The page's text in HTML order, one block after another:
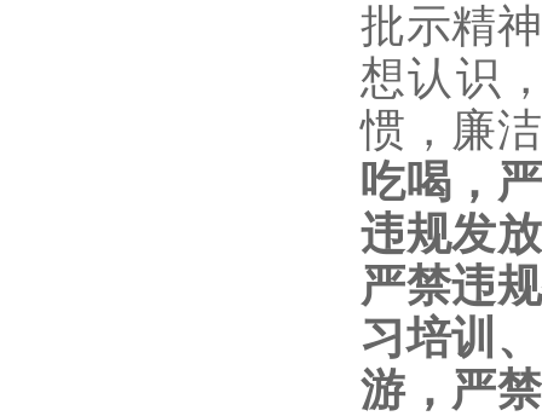
批示精
想认识
惯，廉
吃喝，
违规发
严禁违
习培训
游，严